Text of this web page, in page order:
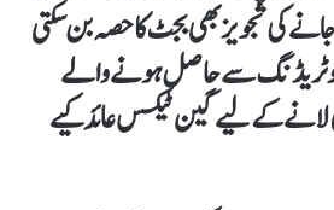
کی تجویز بھی بجٹ کا حصہ بن سکتی
ٹریڈنگ سے حاصل ہونے والے
لانےکے لیے گین ٹیکس عائد کیے